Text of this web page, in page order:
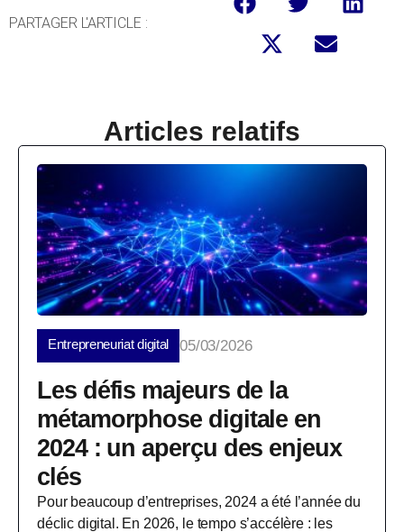
PARTAGER L'ARTICLE :
Articles relatifs
Entrepreneuriat digital 05/03/2026
Les défis majeurs de la
métamorphose digitale en
2024 : un aperçu des enjeux
clés
Pour beaucoup d’entreprises, 2024 a été l’année du
déclic digital. En 2026, le tempo s’accélère : les